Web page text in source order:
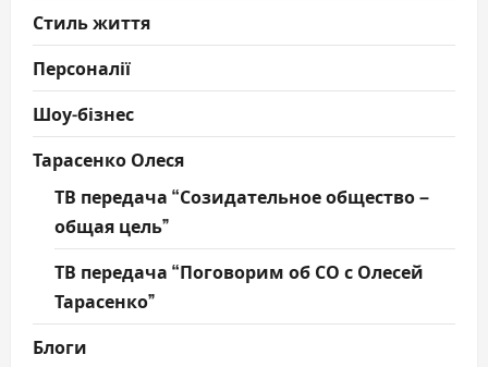
Стиль життя
Персоналії
Шоу-бізнес
Тарасенко Олеся
ТВ передача “Созидательное общество –
общая цель”
ТВ передача “Поговорим об СО с Олесей
Тарасенко”
Блоги